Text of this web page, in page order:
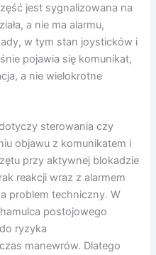
jest sygnalizowana na
a nie ma alarmu,
w tym stan joysticków i
pojawia się komunikat,
a nie wielokrotne
sterowania czy
objawu z komunikatem i
przy aktywnej blokadzie
reakcji wraz z alarmem
problem techniczny. W
postojowego
ryzyka
manewrów. Dlatego